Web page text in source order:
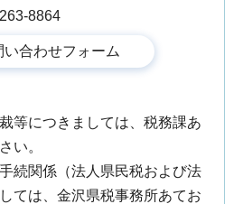
8864
等につきましては、税務課あ
い。
続関係（法人県民税および法
ては、金沢県税事務所あてお